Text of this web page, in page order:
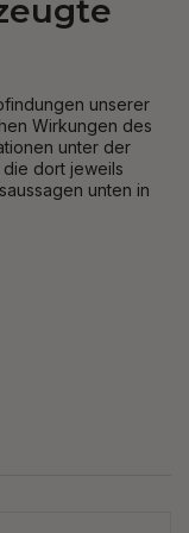
unserer
Wirkungen des
unter der
die dort jeweils
unten in